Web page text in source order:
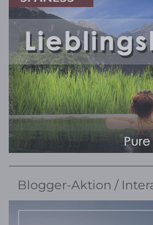
Blogger-Aktion /